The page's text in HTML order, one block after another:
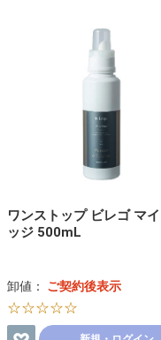
ワンストップ ビレゴ マ
ッジ 500mL
卸値： ご契約後表示
☆☆☆☆☆